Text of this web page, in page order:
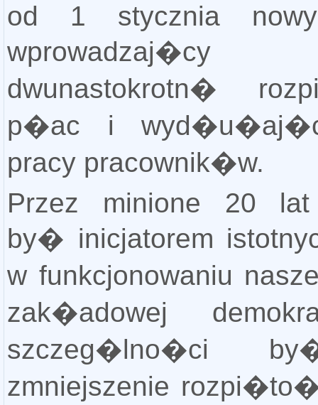
od 1 stycznia
wprowadzaj�cy
dwunastokrotn�
p�ac i
pracy pracownik�w.
Przez minione 20 lat
by� inicjatorem
w funkcjonowaniu
zak�adowej
szczeg�lno�ci
zmniejszenie